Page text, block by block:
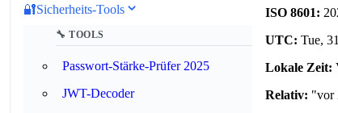
🔐Sicherheits-Tools
🔧 TOOLS
Passwort-Stärke-Prüfer 2025
JWT-Decoder
ISO 8601:
UTC: Tue,
Lokale Zeit:
Relativ: "vor